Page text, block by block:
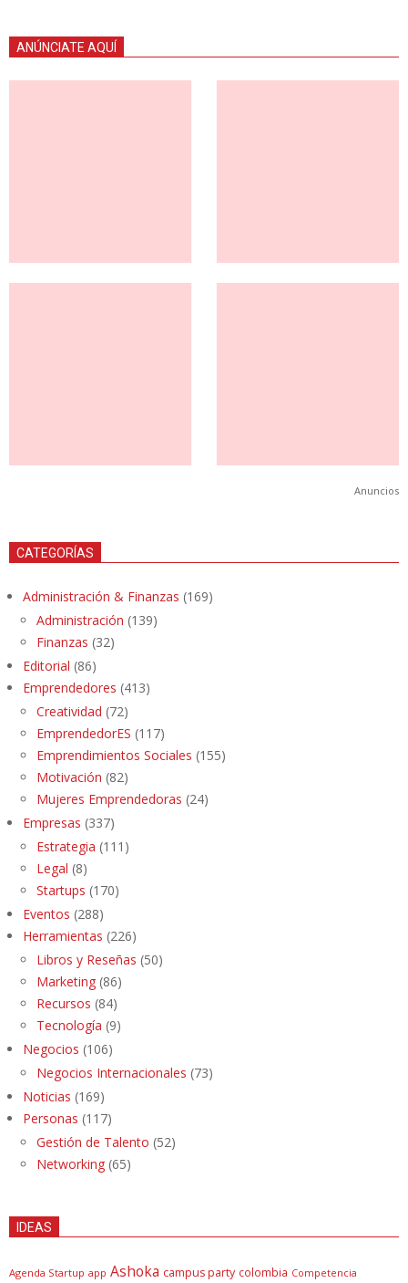
ANÚNCIATE AQUÍ
Anuncios
CATEGORÍAS
Administración & Finanzas (169)
Administración (139)
Finanzas (32)
Editorial (86)
Emprendedores (413)
Creatividad (72)
EmprendedorES (117)
Emprendimientos Sociales (155)
Motivación (82)
Mujeres Emprendedoras (24)
Empresas (337)
Estrategia (111)
Legal (8)
Startups (170)
Eventos (288)
Herramientas (226)
Libros y Reseñas (50)
Marketing (86)
Recursos (84)
Tecnología (9)
Negocios (106)
Negocios Internacionales (73)
Noticias (169)
Personas (117)
Gestión de Talento (52)
Networking (65)
IDEAS
Agenda Startup app Ashoka campus party colombia Competencia